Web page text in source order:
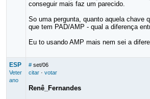
conseguir mais faz um parecido.
So uma pergunta, quanto aquela chave
que tem PAD/AMP - qual a diferença
Eu to usando AMP mais nem sei a
ESP
Veter
ano
# set/06
citar· votar
Renê_Fernandes